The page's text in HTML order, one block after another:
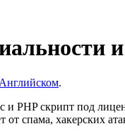
Английском.
и PHP скрипт под
спама, хакерских